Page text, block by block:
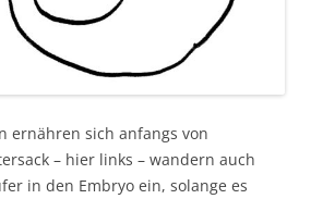
ernähren sich anfangs von
– hier links – wandern auch
in den Embryo ein, solange es